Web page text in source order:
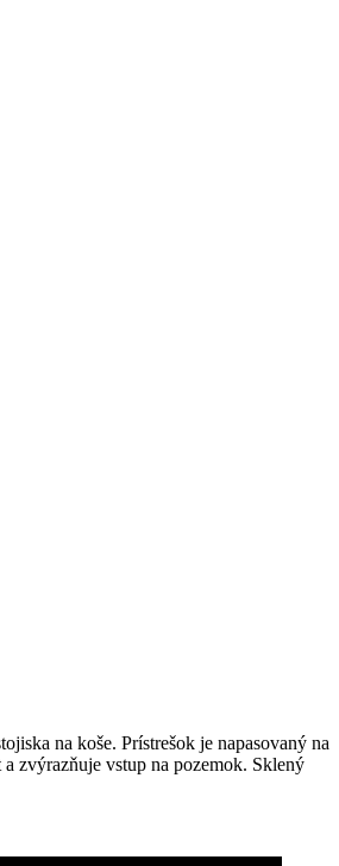
na koše. Prístrešok je napasovaný na
zvýrazňuje vstup na pozemok. Sklený